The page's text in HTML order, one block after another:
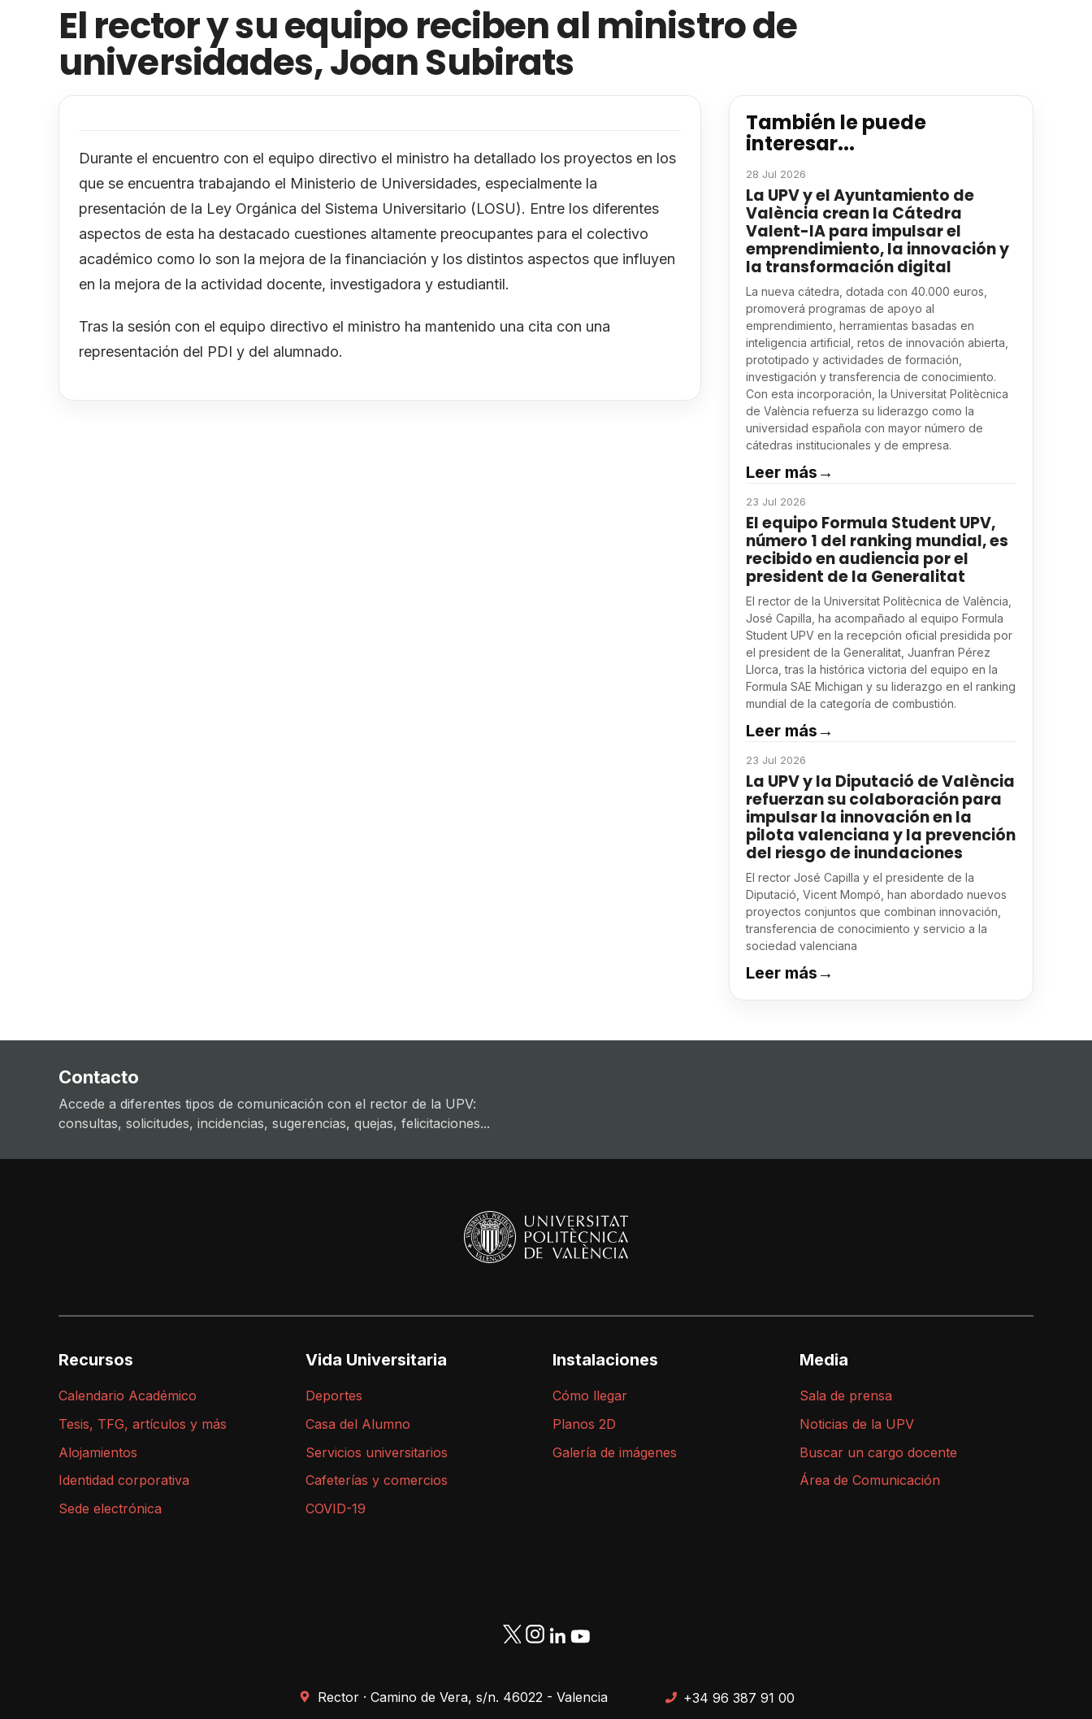
El rector y su equipo reciben al ministro de
universidades, Joan Subirats
Durante el encuentro con el equipo directivo el ministro ha detallado los proyectos en los
que se encuentra trabajando el Ministerio de Universidades, especialmente la
presentación de la Ley Orgánica del Sistema Universitario (LOSU). Entre los diferentes
aspectos de esta ha destacado cuestiones altamente preocupantes para el colectivo
académico como lo son la mejora de la financiación y los distintos aspectos que influyen
en la mejora de la actividad docente, investigadora y estudiantil.
Tras la sesión con el equipo directivo el ministro ha mantenido una cita con una
representación del PDI y del alumnado.
También le puede
interesar...
28 Jul 2026
La UPV y el Ayuntamiento de
València crean la Cátedra
Valent-IA para impulsar el
emprendimiento, la innovación y
la transformación digital
La nueva cátedra, dotada con 40.000 euros,
promoverá programas de apoyo al
emprendimiento, herramientas basadas en
inteligencia artificial, retos de innovación abierta,
prototipado y actividades de formación,
investigación y transferencia de conocimiento.
Con esta incorporación, la Universitat Politècnica
de València refuerza su liderazgo como la
universidad española con mayor número de
cátedras institucionales y de empresa.
Leer más →
23 Jul 2026
El equipo Formula Student UPV,
número 1 del ranking mundial, es
recibido en audiencia por el
president de la Generalitat
El rector de la Universitat Politècnica de València,
José Capilla, ha acompañado al equipo Formula
Student UPV en la recepción oficial presidida por
el president de la Generalitat, Juanfran Pérez
Llorca, tras la histórica victoria del equipo en la
Formula SAE Michigan y su liderazgo en el ranking
mundial de la categoría de combustión.
Leer más →
23 Jul 2026
La UPV y la Diputació de València
refuerzan su colaboración para
impulsar la innovación en la
pilota valenciana y la prevención
del riesgo de inundaciones
El rector José Capilla y el presidente de la
Diputació, Vicent Mompó, han abordado nuevos
proyectos conjuntos que combinan innovación,
transferencia de conocimiento y servicio a la
sociedad valenciana
Leer más →
Contacto
Accede a diferentes tipos de comunicación con el rector de la UPV:
consultas, solicitudes, incidencias, sugerencias, quejas, felicitaciones...
Recursos
Calendario Académico
Tesis, TFG, artículos y más
Alojamientos
Identidad corporativa
Sede electrónica
Vida Universitaria
Deportes
Casa del Alumno
Servicios universitarios
Cafeterías y comercios
COVID-19
Instalaciones
Cómo llegar
Planos 2D
Galería de imágenes
Media
Sala de prensa
Noticias de la UPV
Buscar un cargo docente
Área de Comunicación
Rector · Camino de Vera, s/n. 46022 - Valencia +34 96 387 91 00